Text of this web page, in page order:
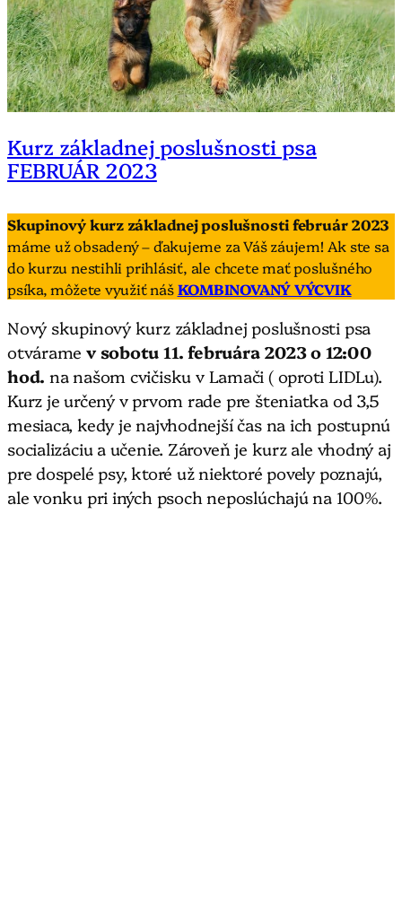
Kurz základnej poslušnosti psa
FEBRUÁR 2023
Skupinový kurz základnej poslušnosti február 2023
máme už obsadený – ďakujeme za Váš záujem! Ak ste sa
do kurzu nestihli prihlásiť, ale chcete mať poslušného
psíka, môžete využiť nášKOMBINOVANÝ VÝCVIK
Nový skupinový kurz základnej poslušnosti psa
otváramev sobotu 11. februára 2023o 12:00
hod. na našom cvičisku v Lamači ( oproti LIDLu).
Kurz je určený v prvom rade pre šteniatka od 3,5
mesiaca, kedy je najvhodnejší čas na ich postupnú
socializáciu a učenie. Zároveň je kurz ale vhodný aj
pre dospelé psy, ktoré už niektoré povely poznajú,
ale vonku pri iných psoch neposlúchajú na 100%.